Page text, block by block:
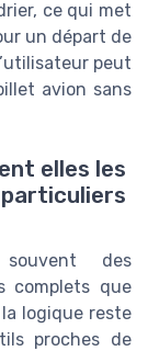
ce qui met
un départ de
peut
avion sans
elles les
des
complets que
logique reste
proches de